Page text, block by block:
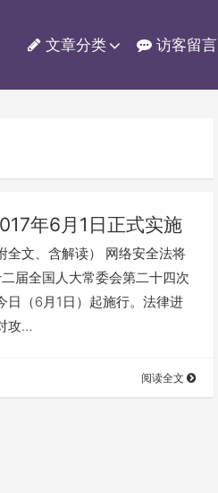
文章分类 访客留言
年6月1日正式实施
全文、含解读） 网络安全法将
届全国人大常委会第二十四次
日（6月1日）起施行。法律进
攻…
阅读全文